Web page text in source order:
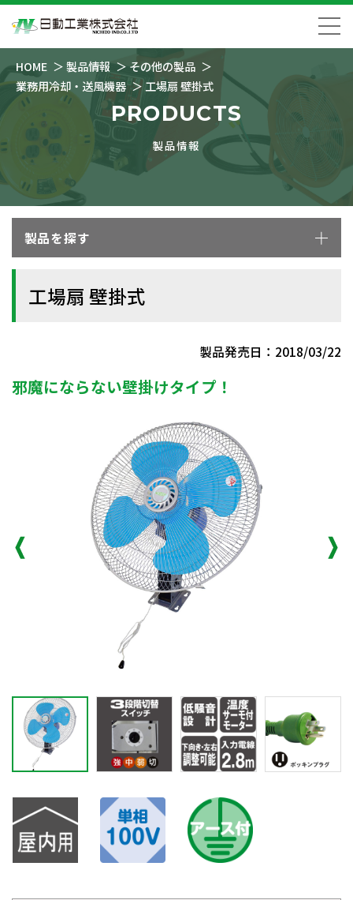
HOME 製品情報
その他の製品
業務用冷却・送風機器
工場扇 壁掛式
PRODUCTS
製品情報
製品を探す
工場扇 壁掛式
製品発売日：2018/03/22
邪魔にならない壁掛けタイプ！